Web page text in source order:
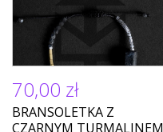
70,00 zł
BRANSOLETKA Z
CZARNYM TURMALINEM